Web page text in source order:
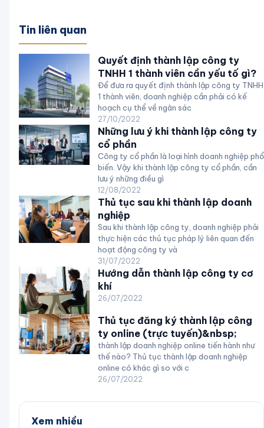
Tin liên quan
Quyết định thành lập công ty
TNHH 1 thành viên cần yếu tố gì?
Để đưa ra quyết định thành lập công ty TNHH
1 thành viên, doanh nghiệp cần phải có kế
hoạch cụ thể về ngân sác
27/10/2022
Những lưu ý khi thành lập công ty
cổ phần
Công ty cổ phần là loại hình doanh nghiệp phổ
biến. Vậy khi thành lập công ty cổ phần, cần
lưu ý những điều gì
12/08/2022
Thủ tục sau khi thành lập doanh
nghiệp
Sau khi thành lập công ty, doanh nghiệp phải
thực hiện các thủ tục pháp lý liên quan đến
hoạt động công ty và
31/07/2022
Hướng dẫn thành lập công ty cơ
khí
26/07/2022
Thủ tục đăng ký thành lập công
ty online (trực tuyến)&nbsp;
thành lập doanh nghiệp online tiến hành như
thế nào? Thủ tục thành lập doanh nghiệp
online có khác gì so với c
26/07/2022
Xem nhiều